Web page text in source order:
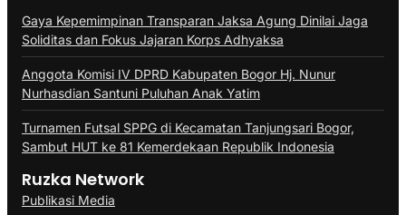
Gaya Kepemimpinan Transparan Jaksa Agung Dinilai Jaga
Soliditas dan Fokus Jajaran Korps Adhyaksa
Anggota Komisi IV DPRD Kabupaten Bogor Hj. Nunur
Nurhasdian Santuni Puluhan Anak Yatim
Turnamen Futsal SPPG di Kecamatan Tanjungsari Bogor,
Sambut HUT ke 81 Kemerdekaan Republik Indonesia
Ruzka Network
Publikasi Media